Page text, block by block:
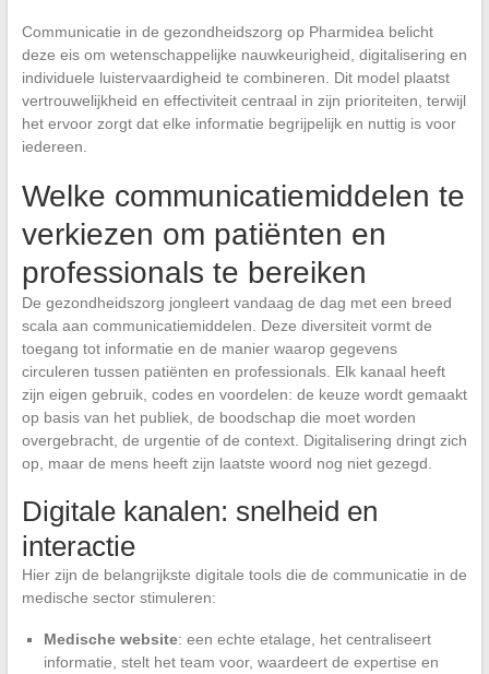
Communicatie in de gezondheidszorg op Pharmidea belicht
deze eis om wetenschappelijke nauwkeurigheid, digitalisering en
individuele luistervaardigheid te combineren. Dit model plaatst
vertrouwelijkheid en effectiviteit centraal in zijn prioriteiten, terwijl
het ervoor zorgt dat elke informatie begrijpelijk en nuttig is voor
iedereen.
Welke communicatiemiddelen te
verkiezen om patiënten en
professionals te bereiken
De gezondheidszorg jongleert vandaag de dag met een breed
scala aan communicatiemiddelen. Deze diversiteit vormt de
toegang tot informatie en de manier waarop gegevens
circuleren tussen patiënten en professionals. Elk kanaal heeft
zijn eigen gebruik, codes en voordelen: de keuze wordt gemaakt
op basis van het publiek, de boodschap die moet worden
overgebracht, de urgentie of de context. Digitalisering dringt zich
op, maar de mens heeft zijn laatste woord nog niet gezegd.
Digitale kanalen: snelheid en
interactie
Hier zijn de belangrijkste digitale tools die de communicatie in de
medische sector stimuleren:
Medische website: een echte etalage, het centraliseert
informatie, stelt het team voor, waardeert de expertise en